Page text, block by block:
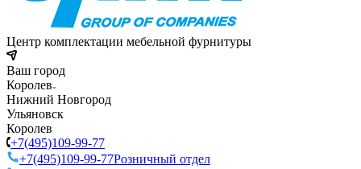
Центр комплектации мебельной фурнитуры
Ваш город
Королев
Нижний Новгород
Ульяновск
Королев
+7(495)109-99-77
+7(495)109-99-77Розничный отдел